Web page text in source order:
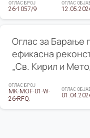
ОГЛАС БРОЈ
26-1057/9
ОГЛАС
Оглас за Барање
ефикасна
„Св. Кирил и
ОГЛАС БРОЈ
MK-MOF-01-W-
26-RFQ.
ОГЛАС